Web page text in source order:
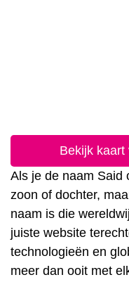
Bekijk kaart
Als je de naam Said
zoon of dochter,
naam is die
juiste website
technologieën en
meer dan ooit met